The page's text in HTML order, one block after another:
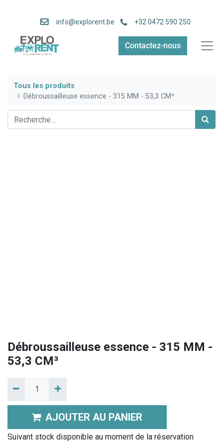
info@explorent.be +32 0472 590 250
Contactez-nous
Tous les produits
Débroussailleuse essence - 315 MM - 53,3 CM³
Débroussailleuse essence - 315 MM -
53,3 CM³
AJOUTER AU PANIER
Suivant stock disponible au moment de la réservation